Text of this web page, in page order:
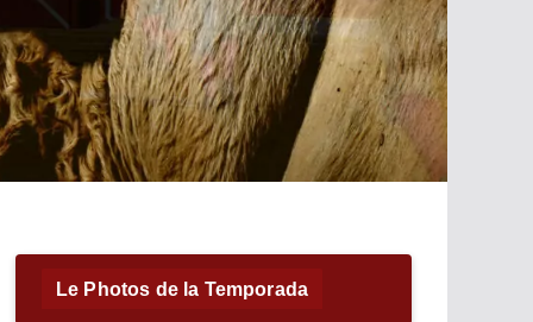
Le Photos de la Temporada